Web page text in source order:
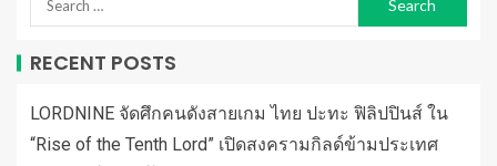
RECENT POSTS
LORDNINE จัดศึกคนดังสายเกม ไทย ปะทะ ฟิลิปปินส์ ใน
“Rise of the Tenth Lord” เปิดสงครามกิลด์ข้ามประเทศ